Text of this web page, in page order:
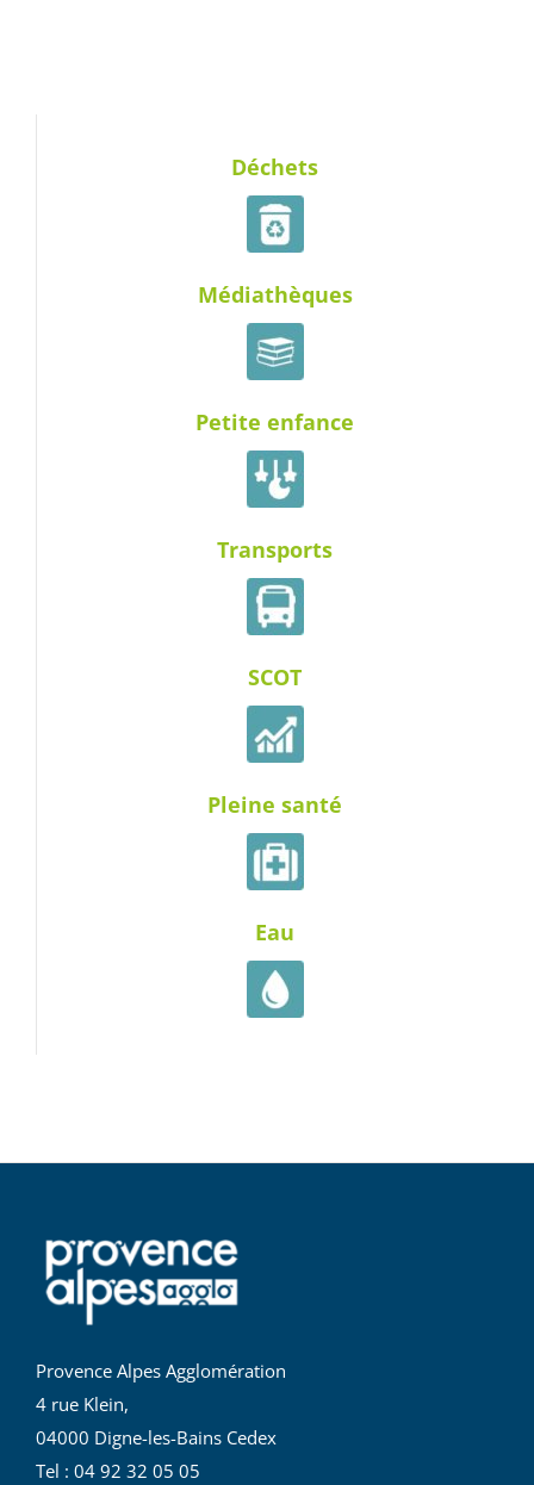
Déchets
Médiathèques
Petite enfance
Transports
SCOT
Pleine santé
Eau
Provence Alpes Agglomération
4 rue Klein,
04000 Digne-les-Bains Cedex
Tel : 04 92 32 05 05